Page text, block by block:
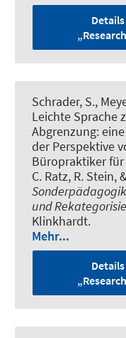
Schrader, S.,
Leichte Sprache
Abgrenzung:
der Perspektive
Büropraktiker
C. Ratz, R. Stein,
und
Klinkhardt.
Mehr...